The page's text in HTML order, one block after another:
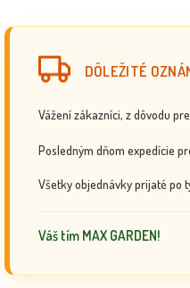
DÔLEŽITÉ
Vážení zákazníci, z dôvodu
Posledným dňom expedície
Všetky objednávky prijaté po
Váš tím MAX GARDEN!